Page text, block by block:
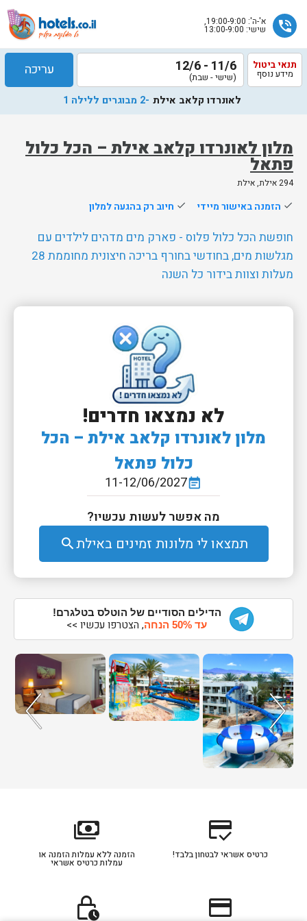
phone_in_talk א'-ה': 19:00-9:00,
שישי: 13:00-9:00
מלון לאונרדו קלאב אילת – הכל כלול
פתאל
294 אילת, אילת
תנאי ביטול
מידע נוסף 11/6 - 12/6
(שישי - שבת) עריכה
לאונרדו קלאב אילת -2 מבוגרים ללילה 1
done הזמנה באישור מיידי done חיוב רק בהגעה למלון
חופשת הכל כלול פלוס - פארק מים מדהים לילדים עם
מגלשות מים, בחודשי בחורף בריכה חיצונית מחוממת 28
מעלות וצוות בידור כל השנה
לא נמצאו חדרים!
מלון לאונרדו קלאב אילת – הכל
כלול פתאל
event_note
11-12/06/2027
מה אפשר לעשות עכשיו?
תמצאו לי מלונות זמינים באילתsearch
הדילים הסודיים של הוטלס בטלגרם!
עד 50% הנחה
, הצטרפו עכשיו >>
שלח
נציג
יחזור
בשעות
הפעילות
credit_score
כרטיס אשראי לבטחון בלבד!
payments
הזמנה ללא עמלות הזמנה או
עמלות כרטיס אשראי
credit_card
lock_clock